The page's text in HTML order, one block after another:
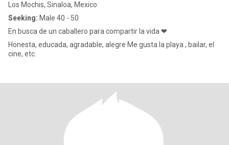
Los Mochis, Sinaloa, Mexico
Seeking: Male 40 - 50
En busca de un caballero para compartir la vida ❤
Honesta, educada, agradable, alegre Me gusta la playa , bailar, el
cine, etc.